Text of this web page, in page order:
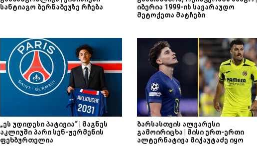
სანტიაგო ბერნაბეუზე რჩება
იბერია 1999-ის სავარაუდო
მეტოქეთა მატჩები
„ეს უდიდესი პატივია“ | მაგნეს
აკლიუში პარი სენ-ჟერმენის
ფეხბურთელია
ბარსასთვის ალვარესი
გამოირიცხა | მისი ერთ-ერთი
ალტერნატივა მიქაუტაძე იყო